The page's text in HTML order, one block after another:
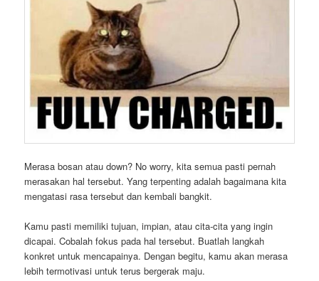
Merasa bosan atau down? No worry, kita semua pasti pernah
merasakan hal tersebut. Yang terpenting adalah bagaimana kita
mengatasi rasa tersebut dan kembali bangkit.
Kamu pasti memiliki tujuan, impian, atau cita-cita yang ingin
dicapai. Cobalah fokus pada hal tersebut. Buatlah langkah
konkret untuk mencapainya. Dengan begitu, kamu akan merasa
lebih termotivasi untuk terus bergerak maju.